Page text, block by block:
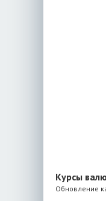
Курсы
Обновление